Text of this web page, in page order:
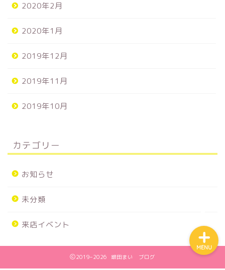
2020年2月
2020年1月
2019年12月
2019年11月
2019年10月
カテゴリー
お知らせ
未分類
来店イベント
2019–2026 銀田まい ブログ
MENU